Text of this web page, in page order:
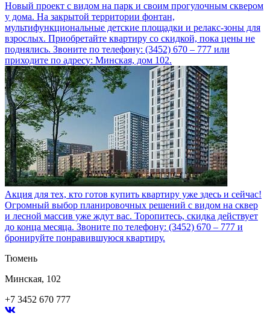
Новый проект с видом на парк и своим прогулочным сквером
у дома. На закрытой территории фонтан,
мультифункциональные детские площадки и релакс-зоны для
взрослых. Приобретайте квартиру со скидкой, пока цены не
поднялись. Звоните по телефону: (3452) 670 – 777 или
приходите по адресу: Минская, дом 102.
Акция для тех, кто готов купить квартиру уже здесь и сейчас!
Огромный выбор планировочных решений с видом на сквер
и лесной массив уже ждут вас. Торопитесь, скидка действует
до конца месяца. Звоните по телефону: (3452) 670 – 777 и
бронируйте понравившуюся квартиру.
Тюмень
Минская, 102
+7 3452 670 777